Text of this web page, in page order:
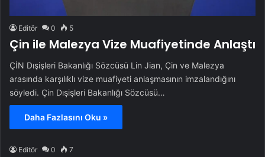
Editör 0 5
Çin ile Malezya Vize Muafiyetinde Anlaştı
ÇİN Dışişleri Bakanlığı Sözcüsü Lin Jian, Çin ve Malezya
arasında karşılıklı vize muafiyeti anlaşmasının imzalandığını
söyledi. Çin Dışişleri Bakanlığı Sözcüsü…
Daha Fazlasını Oku »
Editör 0 7